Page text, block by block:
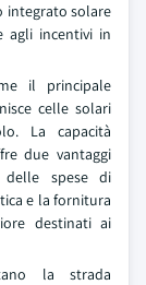
integrato solare
agli incentivi in
il principale
celle solari
La capacità
due vantaggi
delle spese di
e la fornitura
destinati ai
la strada